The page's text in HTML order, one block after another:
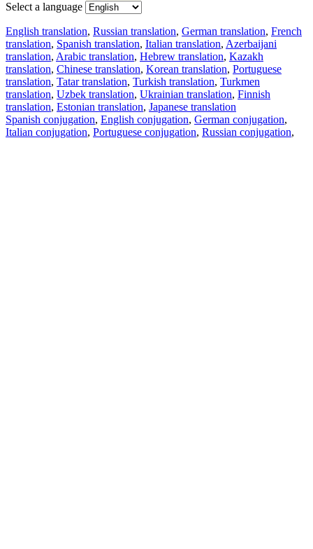
Select a language
English translation, Russian translation, German translation, French
translation, Spanish translation, Italian translation, Azerbaijani
translation, Arabic translation, Hebrew translation, Kazakh
translation, Chinese translation, Korean translation, Portuguese
translation, Tatar translation, Turkish translation, Turkmen
translation, Uzbek translation, Ukrainian translation, Finnish
translation, Estonian translation, Japanese translation
Spanish conjugation, English conjugation, German conjugation,
Italian conjugation, Portuguese conjugation, Russian conjugation,